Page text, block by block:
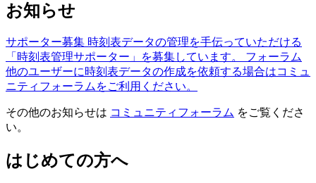
お知らせ
サポーター募集 時刻表データの管理を手伝っていただける
「時刻表管理サポーター」を募集しています。
フォーラム
他のユーザーに時刻表データの作成を依頼する場合はコミュ
ニティフォーラムをご利用ください。
その他のお知らせは コミュニティフォーラム をご覧くださ
い。
はじめての方へ